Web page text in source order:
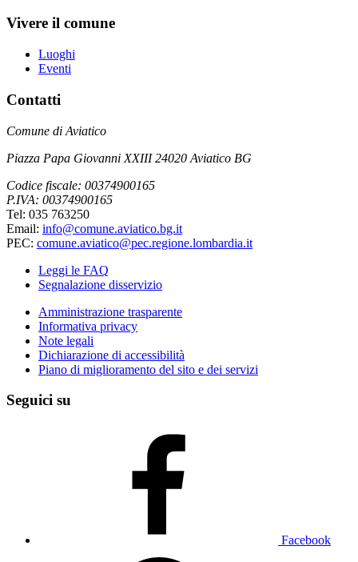
Vivere il comune
Luoghi
Eventi
Contatti
Comune di Aviatico
Piazza Papa Giovanni XXIII 24020 Aviatico BG
Codice fiscale: 00374900165
P.IVA: 00374900165
Tel: 035 763250
Email: info@comune.aviatico.bg.it
PEC: comune.aviatico@pec.regione.lombardia.it
Leggi le FAQ
Segnalazione disservizio
Amministrazione trasparente
Informativa privacy
Note legali
Dichiarazione di accessibilità
Piano di miglioramento del sito e dei servizi
Seguici su
Facebook